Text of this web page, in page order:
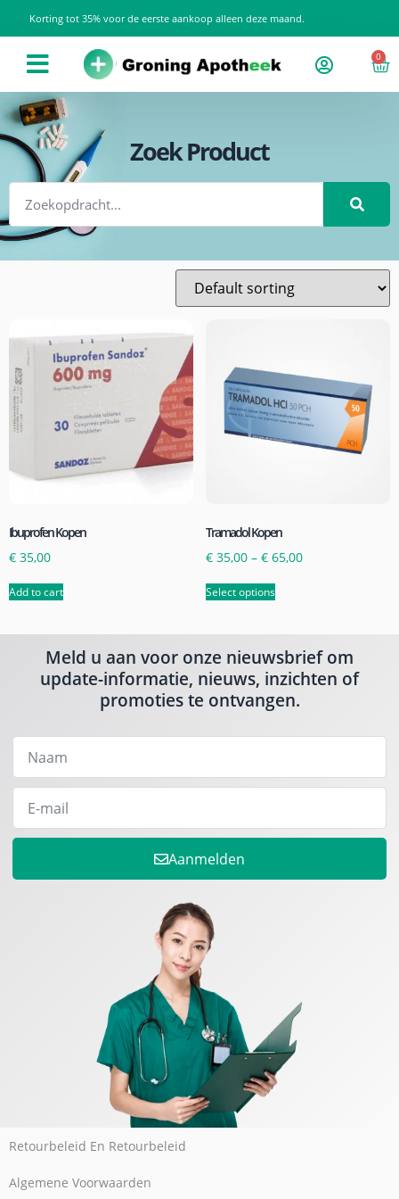
Korting tot 35% voor de eerste aankoop alleen deze maand.
0
Zoek Product
Ibuprofen Kopen
€ 35,00
Add to cart
Tramadol Kopen
€ 35,00 – € 65,00
Select options
Meld u aan voor onze nieuwsbrief om
update-informatie, nieuws, inzichten of
promoties te ontvangen.
Aanmelden
Retourbeleid En Retourbeleid
Algemene Voorwaarden